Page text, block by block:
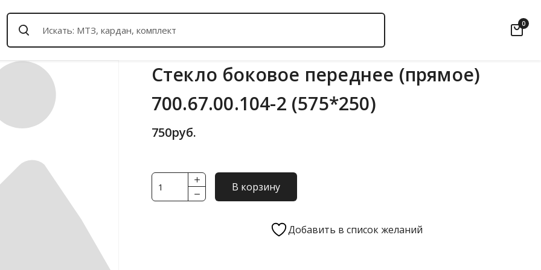
0
Стекло боковое переднее (прямое)
700.67.00.104-2 (575*250)
750руб.
Количество
товара
В корзину
Добавить в список желаний